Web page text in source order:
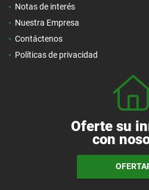
Notas de interés
Nuestra Empresa
Contáctenos
Políticas de privacidad
Oferte su
con